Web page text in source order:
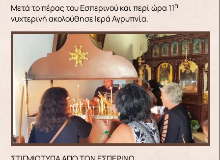
Μετά το πέρας του Εσπερινού και περί ώρα 11η
νυχτερινή ακολούθησε Ιερά Αγρυπνία.